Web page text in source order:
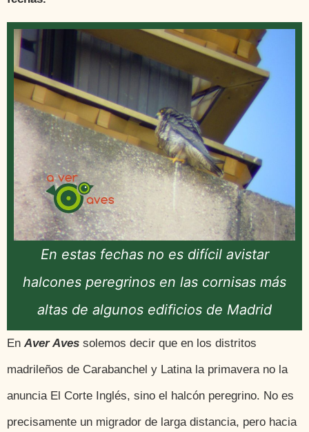
En estas fechas no es difícil avistar
halcones peregrinos en las cornisas más
altas de algunos edificios de Madrid
En Aver Aves solemos decir que en los distritos
madrileños de Carabanchel y Latina la primavera no la
anuncia El Corte Inglés, sino el halcón peregrino. No es
precisamente un migrador de larga distancia, pero hacia